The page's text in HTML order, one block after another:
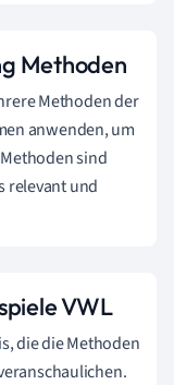
Methoden
Methoden der
anwenden, um
sind
relevant und
VWL
die die Methoden